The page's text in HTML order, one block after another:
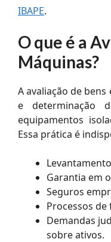
IBAPE.
O que é a
Máquinas?
A avaliação de
e determinação
equipamentos
Essa prática é
Garantia em
Seguros
Processos de
Demandas
sobre ativos.